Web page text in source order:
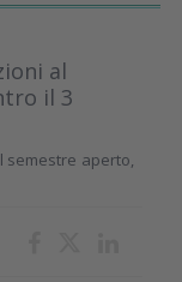
al
il 3
semestre aperto,